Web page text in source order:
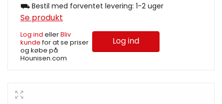
⛟ Bestil med forventet levering: 1-2 uger
Se produkt
Log ind ellerBliv
kundefor at se priser
og købe på
Hounisen.com
Log ind